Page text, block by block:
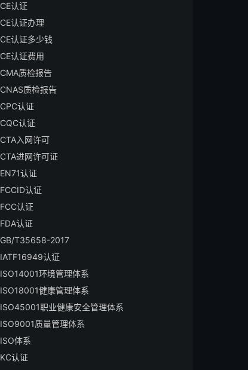
CE认证
CE认证办理
CE认证多少钱
CE认证费用
CMA质检报告
CNAS质检报告
CPC认证
CQC认证
CTA入网许可
CTA进网许可证
EN71认证
FCCID认证
FCC认证
FDA认证
GB/T35658-2017
IATF16949认证
ISO14001环境管理体系
ISO18001健康管理体系
ISO45001职业健康安全管理体系
ISO9001质量管理体系
ISO体系
KC认证